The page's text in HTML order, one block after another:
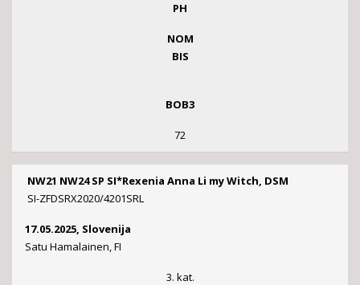
PH
NOM
BIS
BOB3
72
NW21 NW24 SP SI*Rexenia Anna Li my Witch, DSM
SI-ZFDSRX2020/4201SRL
17.05.2025, Slovenija
Satu Hamalainen, FI
3. kat.